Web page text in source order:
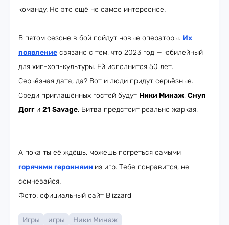
команду. Но это ещё не самое интересное.
В пятом сезоне в бой пойдут новые операторы. Их
появление связано с тем, что 2023 год — юбилейный
для хип-хоп-культуры. Ей исполнится 50 лет.
Серьёзная дата, да? Вот и люди придут серьёзные.
Среди приглашённых гостей будут Ники Минаж, Снуп
Догги 21 Savage. Битва предстоит реально жаркая!
А пока ты её ждёшь, можешь погреться самыми
горячими героинями из игр. Тебе понравится, не
сомневайся.
Фото: официальный сайт Blizzard
Игры игры Ники Минаж